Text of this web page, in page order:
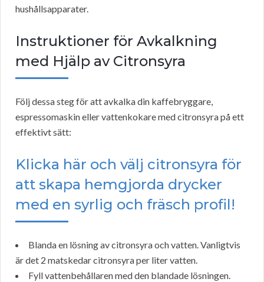
hushållsapparater.
Instruktioner för Avkalkning
med Hjälp av Citronsyra
Följ dessa steg för att avkalka din kaffebryggare,
espressomaskin eller vattenkokare med citronsyra på ett
effektivt sätt:
Klicka här och välj citronsyra för
att skapa hemgjorda drycker
med en syrlig och fräsch profil!
Blanda en lösning av citronsyra och vatten. Vanligtvis
är det 2 matskedar citronsyra per liter vatten.
Fyll vattenbehållaren med den blandade lösningen.